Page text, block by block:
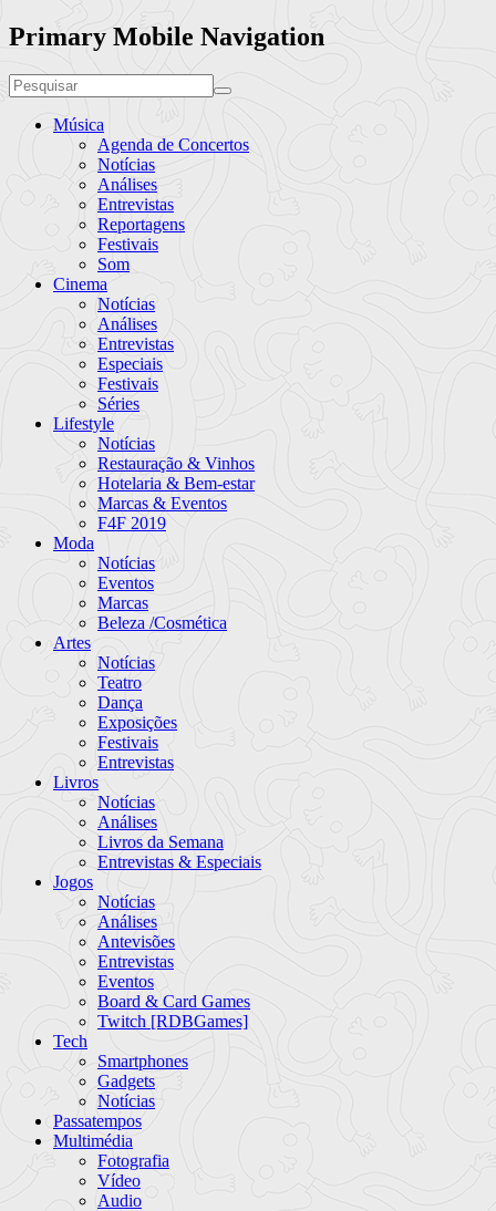
Primary Mobile Navigation
Música
Agenda de Concertos
Notícias
Análises
Entrevistas
Reportagens
Festivais
Som
Cinema
Notícias
Análises
Entrevistas
Especiais
Festivais
Séries
Lifestyle
Notícias
Restauração & Vinhos
Hotelaria & Bem-estar
Marcas & Eventos
F4F 2019
Moda
Notícias
Eventos
Marcas
Beleza /Cosmética
Artes
Notícias
Teatro
Dança
Exposições
Festivais
Entrevistas
Livros
Notícias
Análises
Livros da Semana
Entrevistas & Especiais
Jogos
Notícias
Análises
Antevisões
Entrevistas
Eventos
Board & Card Games
Twitch [RDBGames]
Tech
Smartphones
Gadgets
Notícias
Passatempos
Multimédia
Fotografia
Vídeo
Audio